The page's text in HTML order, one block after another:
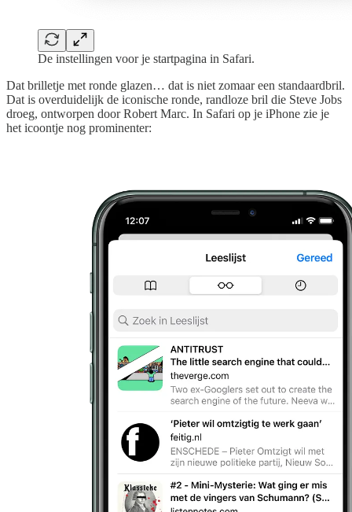
De instellingen voor je startpagina in Safari.
Dat brilletje met ronde glazen… dat is niet zomaar een standaardbril.
Dat is overduidelijk de iconische ronde, randloze bril die Steve Jobs
droeg, ontworpen door Robert Marc. In Safari op je iPhone zie je
het icoontje nog prominenter: